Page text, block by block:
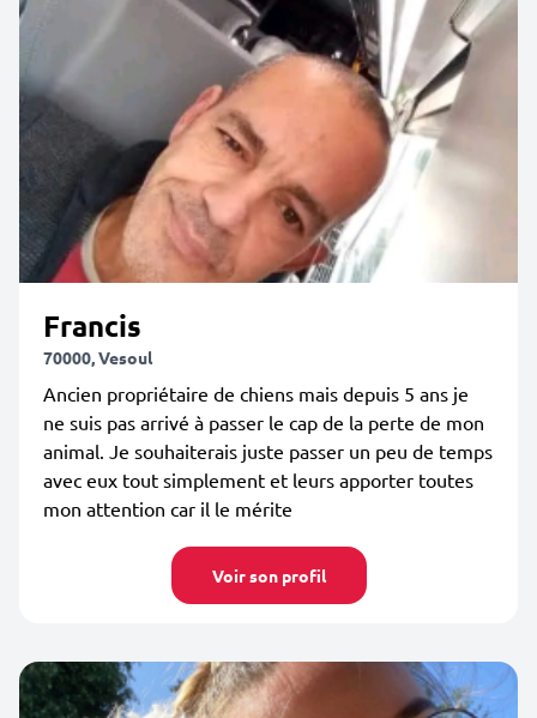
Francis
70000, Vesoul
Ancien propriétaire de chiens mais depuis 5 ans je
ne suis pas arrivé à passer le cap de la perte de mon
animal. Je souhaiterais juste passer un peu de temps
avec eux tout simplement et leurs apporter toutes
mon attention car il le mérite
Voir son profil